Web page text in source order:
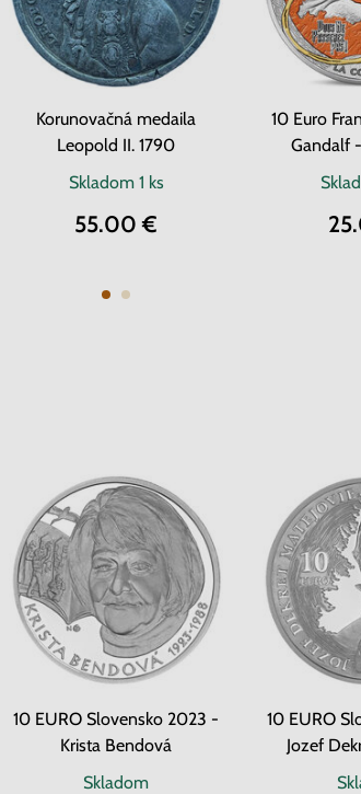
Korunovačná medaila
Leopold II. 1790
Skladom 1 ks
55.00 €
10 Euro
Gandalf
10 EURO Slovensko 2023 -
Krista Bendová
Skladom
10 EURO
Jozef